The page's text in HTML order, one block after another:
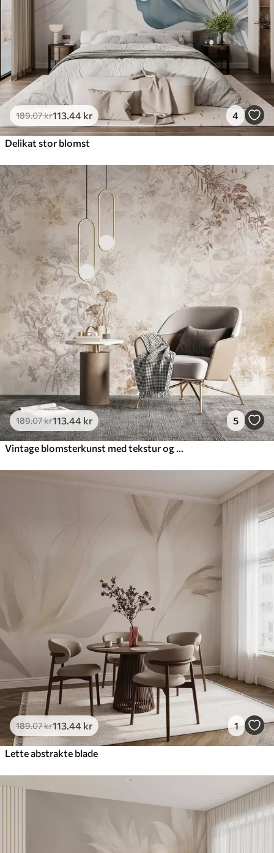
189.07kr113 .44 kr 4
Delikat stor blomst
189.07kr113 .44 kr 5
189.07kr113 .44 kr 1
Lette abstrakte blade